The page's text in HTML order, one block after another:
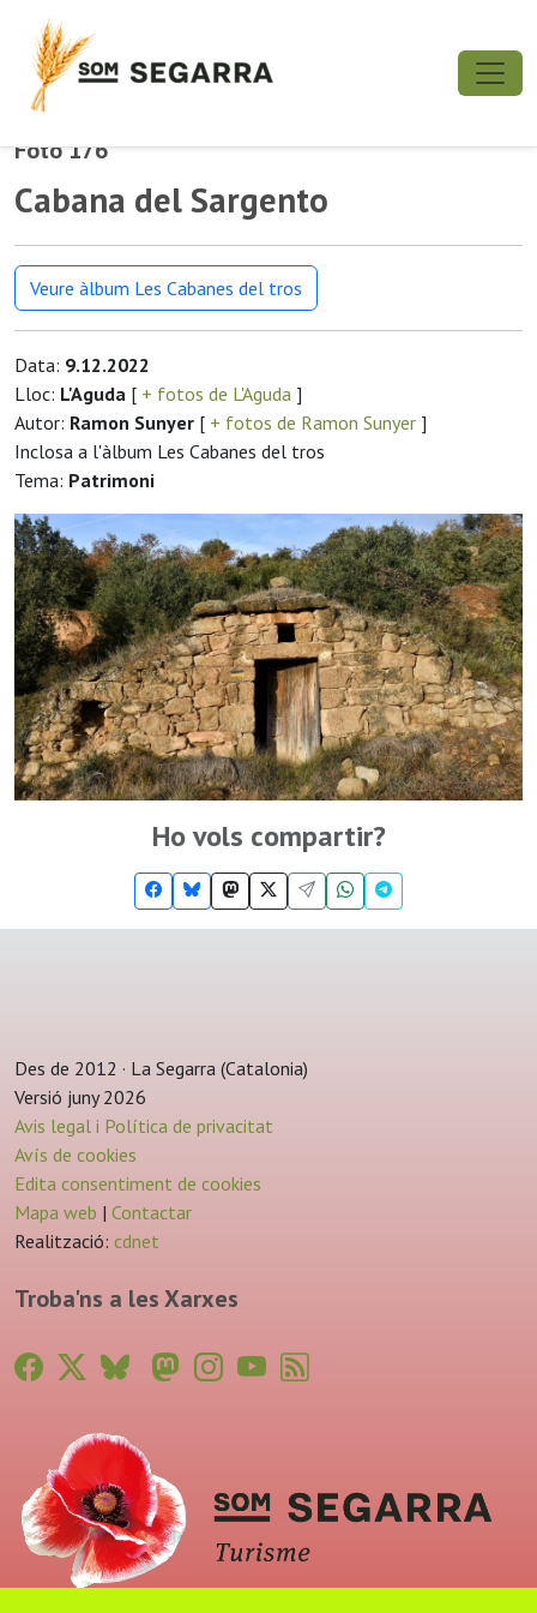
Foto 176
Cabana del Sargento
Veure àlbum Les Cabanes del tros
Data: 9.12.2022
Lloc: L'Aguda [ + fotos de L'Aguda ]
Autor: Ramon Sunyer [ + fotos de Ramon Sunyer ]
Inclosa a l'àlbum Les Cabanes del tros
Tema: Patrimoni
Ho vols compartir?
Des de 2012 · La Segarra (Catalonia)
Versió juny 2026
Avis legal i Política de privacitat
Avís de cookies
Edita consentiment de cookies
Mapa web | Contactar
Realització: cdnet
Troba'ns a les Xarxes